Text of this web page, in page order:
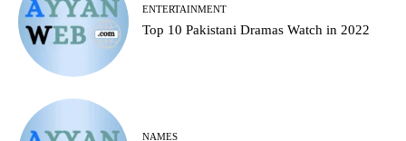
ENTERTAINMENT
Top 10 Pakistani Dramas Watch in 2022
NAMES